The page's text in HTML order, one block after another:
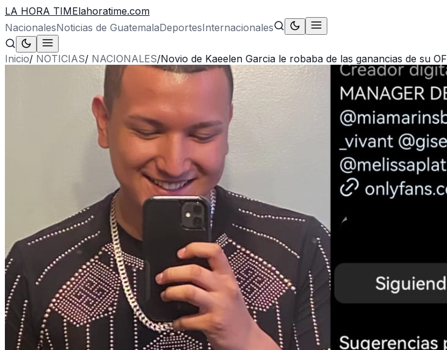
LA HORA TIMElahoratime.com
NacionalesNoticias de GuatemalaDeportesInternacionales
Inicio/ NOTICIAS/ NACIONALES/Novio de Kaeelen Garcia le robaba de las ganancias de su OF